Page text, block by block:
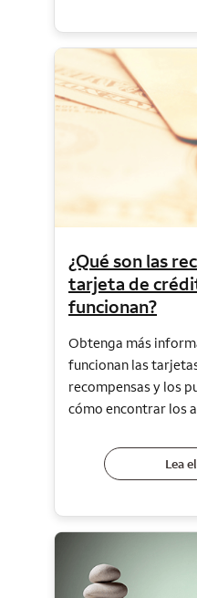
¿Qué son las
tarjeta de
funcionan?
Obtenga más
funcionan las
recompensas y los
cómo encontrar los
Lea